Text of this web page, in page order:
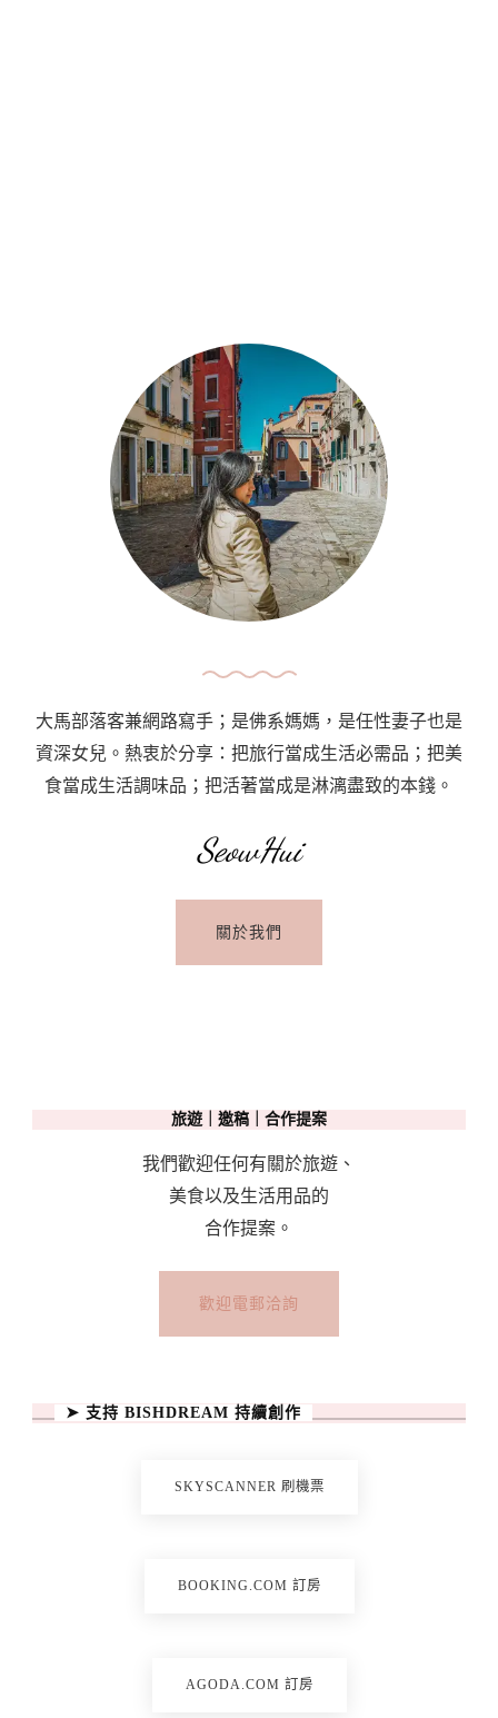
大馬部落客兼網路寫手；是佛系媽媽，是任性妻子也是
資深女兒。熱衷於分享：把旅行當成生活必需品；把美
食當成生活調味品；把活著當成是淋漓盡致的本錢。
SeowHui
關於我們
旅遊｜邀稿｜合作提案
我們歡迎任何有關於旅遊、
美食以及生活用品的
合作提案。
歡迎電郵洽詢
➤ 支持 BISHDREAM 持續創作
SKYSCANNER 刷機票
BOOKING.COM 訂房
AGODA.COM 訂房